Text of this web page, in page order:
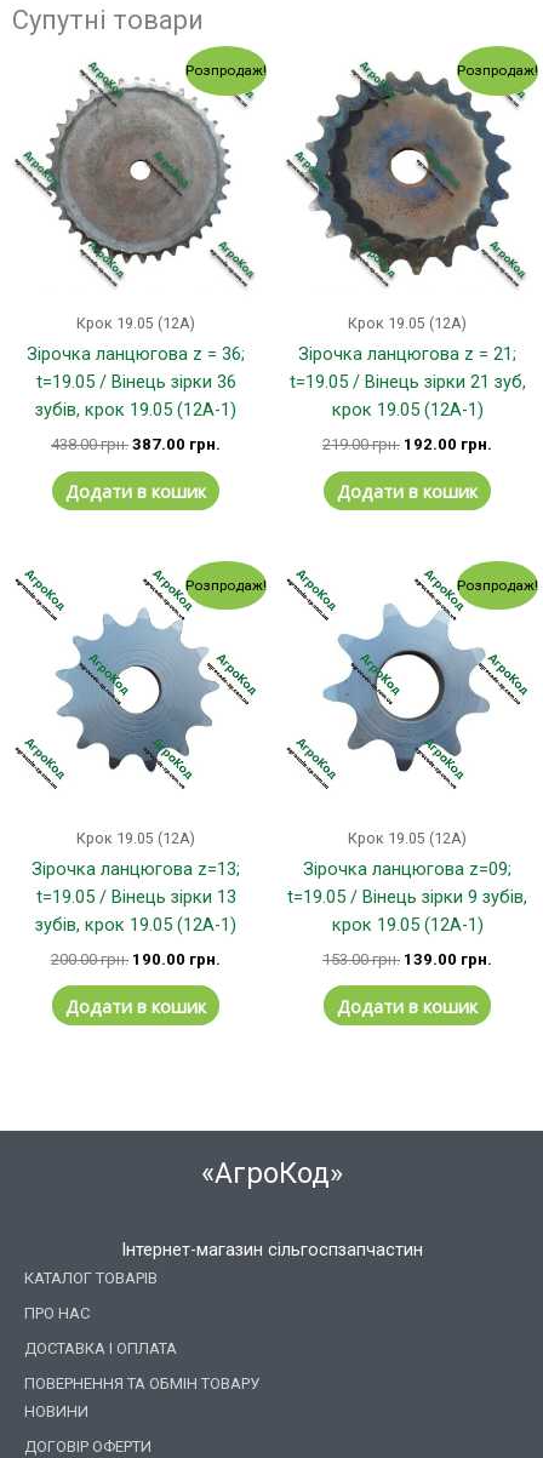
Супутні товари
Розпродаж!
Крок 19.05 (12А)
Зірочка ланцюгова z = 36;
t=19.05 / Вінець зірки 36
зубів, крок 19.05 (12А-1)
438.00грн.
Оригінальна
ціна:
438.00 грн..
387.00 грн.
Поточна
ціна:
387.00 грн..
Додати в кошик
Розпродаж!
Крок 19.05 (12А)
Зірочка ланцюгова z = 21;
t=19.05 / Вінець зірки 21 зуб,
крок 19.05 (12А-1)
219.00грн.
Оригінальна
ціна:
219.00 грн..
192.00 грн.
ціна:
Додати в кошик
Розпродаж!
Крок 19.05 (12А)
Зірочка ланцюгова z=13;
t=19.05 / Вінець зірки 13
зубів, крок 19.05 (12А-1)
200.00грн.
Оригінальна
ціна:
200.00 грн..
190.00 грн.
Поточна
ціна:
Додати в кошик
Розпродаж!
Крок 19.05 (12А)
Зірочка ланцюгова z=09;
t=19.05 / Вінець зірки 9 зубів,
крок 19.05 (12А-1)
153.00грн.
Оригінальна
ціна:
153.00 грн..
139.00 грн.
ціна:
Додати в кошик
«АгроКод»
Інтернет-магазин сільгоспзапчастин
КАТАЛОГ ТОВАРІВ
ПРО НАС
ДОСТАВКА І ОПЛАТА
ПОВЕРНЕННЯ ТА ОБМІН ТОВАРУ
НОВИНИ
ДОГОВІР ОФЕРТИ